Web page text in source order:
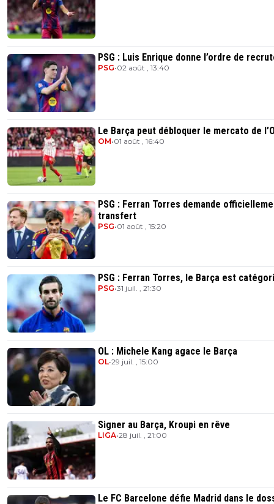
PSG : Luis Enrique donne l’ordre de
PSG•02 août , 13:40
Le Barça peut débloquer le mercato de
OM•01 août , 16:40
PSG : Ferran Torres demande
transfert
PSG•01 août , 15:20
PSG : Ferran Torres, le Barça est
PSG•31 juil. , 21:30
OL : Michele Kang agace le Barça
OL•29 juil. , 15:00
Signer au Barça, Kroupi en rêve
LIGA•28 juil. , 21:00
Le FC Barcelone défie Madrid dans le